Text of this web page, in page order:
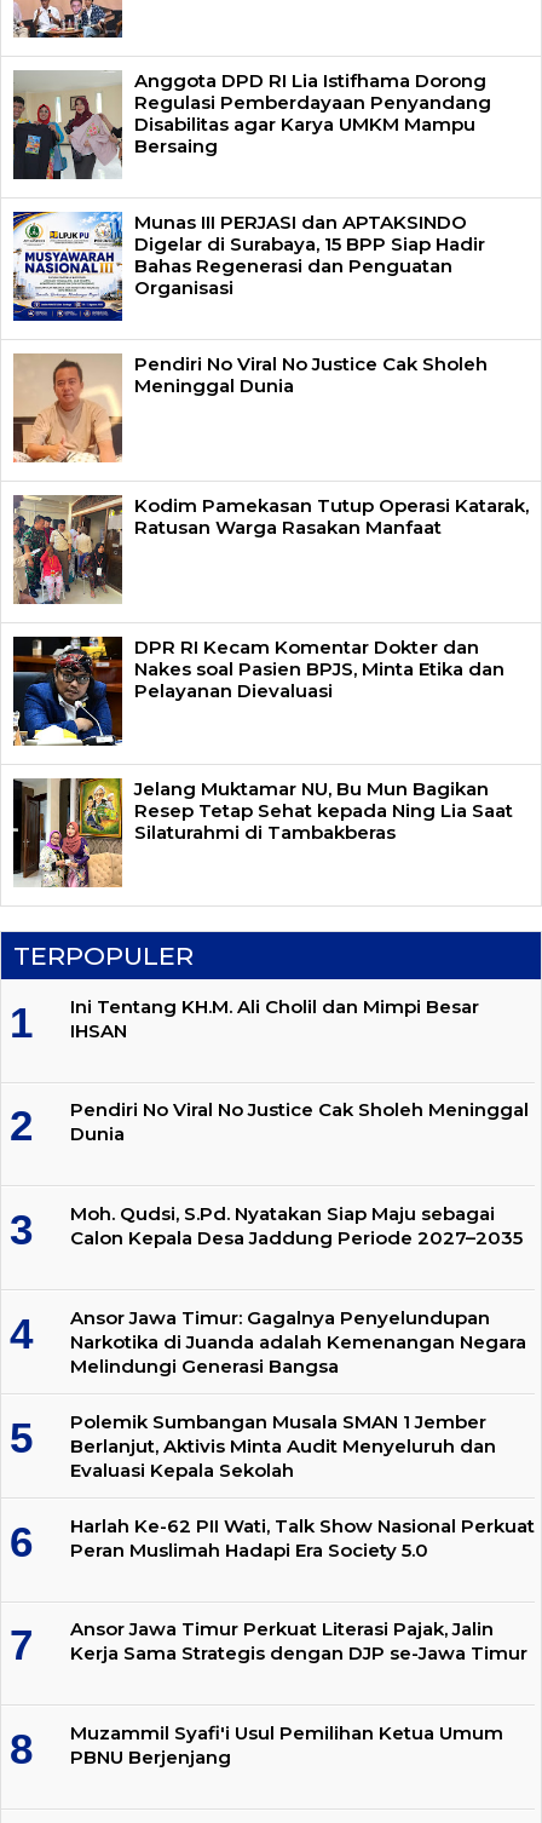
Anggota DPD RI Lia Istifhama Dorong
Regulasi Pemberdayaan Penyandang
Disabilitas agar Karya UMKM Mampu
Bersaing
Munas III PERJASI dan APTAKSINDO
Digelar di Surabaya, 15 BPP Siap Hadir
Bahas Regenerasi dan Penguatan
Organisasi
Pendiri No Viral No Justice Cak Sholeh
Meninggal Dunia
Kodim Pamekasan Tutup Operasi Katarak,
Ratusan Warga Rasakan Manfaat
DPR RI Kecam Komentar Dokter dan
Nakes soal Pasien BPJS, Minta Etika dan
Pelayanan Dievaluasi
Jelang Muktamar NU, Bu Mun Bagikan
Resep Tetap Sehat kepada Ning Lia Saat
Silaturahmi di Tambakberas
TERPOPULER
Ini Tentang KH.M. Ali Cholil dan Mimpi Besar
IHSAN
Pendiri No Viral No Justice Cak Sholeh Meninggal
Dunia
Moh. Qudsi, S.Pd. Nyatakan Siap Maju sebagai
Calon Kepala Desa Jaddung Periode 2027–2035
Ansor Jawa Timur: Gagalnya Penyelundupan
Narkotika di Juanda adalah Kemenangan Negara
Melindungi Generasi Bangsa
Polemik Sumbangan Musala SMAN 1 Jember
Berlanjut, Aktivis Minta Audit Menyeluruh dan
Evaluasi Kepala Sekolah
Harlah Ke-62 PII Wati, Talk Show Nasional Perkuat
Peran Muslimah Hadapi Era Society 5.0
Ansor Jawa Timur Perkuat Literasi Pajak, Jalin
Kerja Sama Strategis dengan DJP se-Jawa Timur
Muzammil Syafi'i Usul Pemilihan Ketua Umum
PBNU Berjenjang